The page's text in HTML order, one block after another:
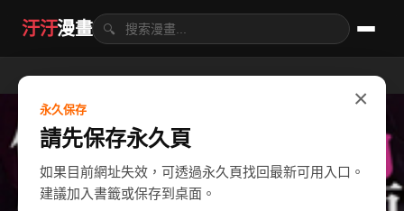
汙汙漫畫 🔍
×
永久保存
請先保存永久頁
如果目前網址失效，可透過永久頁找回最新可用入口。
建議加入書籤或保存到桌面。